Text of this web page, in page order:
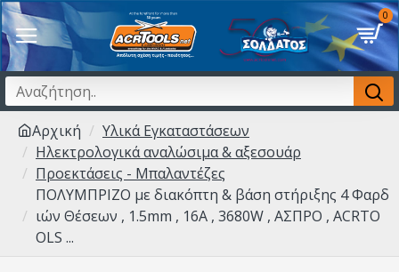
0
Αρχική
Υλικά Εγκαταστάσεων
Ηλεκτρολογικά αναλώσιμα & αξεσουάρ
Προεκτάσεις - Μπαλαντέζες
ΠΟΛΥΜΠΡΙΖΟ με διακόπτη & βάση στήριξης 4 Φαρδ
ιών Θέσεων , 1.5mm , 16A , 3680W , ΑΣΠΡΟ , ACRTO
OLS ...